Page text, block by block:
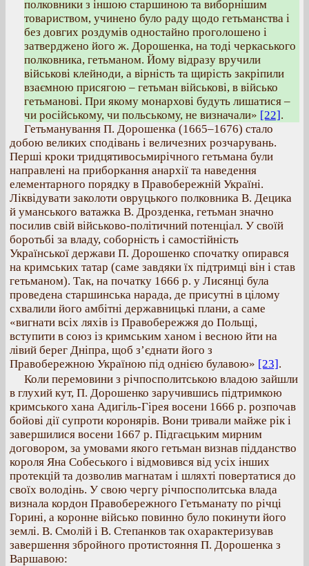
полковники з іншою старшиною та виборнішим
товариством, учинено було раду щодо гетьманства і
без довгих роздумів одностайно проголошено і
затверджено його ж. Дорошенка, на тоді черкаського
полковника, гетьманом. Йому відразу вручили
військові клейноди, а вірність та щирість закріпили
взаємною присягою – гетьман військові, в військо
гетьманові. При якому монархові будуть лишатися –
чи російському, чи польському, не визначали» [22].
Гетьманування П. Дорошенка (1665–1676) стало
добою великих сподівань і величезних розчарувань.
Перші кроки тридцятивосьмирічного гетьмана були
направлені на приборкання анархії та наведення
елементарного порядку в Правобережній Україні.
Ліквідувати заколоти овруцького полковника В. Децика
й уманського ватажка В. Дрозденка, гетьман значно
посилив свій військово-політичний потенціал. У своїй
боротьбі за владу, соборність і самостійність
Української держави П. Дорошенко спочатку опирався
на кримських татар (саме завдяки їх підтримці він і став
гетьманом). Так, на початку 1666 р. у Лисянці була
проведена старшинська нарада, де присутні в цілому
схвалили його амбітні державницькі плани, а саме
«вигнати всіх ляхів із Правобережжя до Польщі,
вступити в союз із кримським ханом і весною йти на
лівий берег Дніпра, щоб з’єднати його з
Правобережною Україною під однією булавою» [23].
Коли перемовини з річпосполитською владою зайшли
в глухий кут, П. Дорошенко заручившись підтримкою
кримського хана Адигіль-Гірея восени 1666 р. розпочав
бойові дії супроти коронярів. Вони тривали майже рік і
завершилися восени 1667 р. Підгаєцьким мирним
договором, за умовами якого гетьман визнав підданство
короля Яна Собеського і відмовився від усіх інших
протекцій та дозволив магнатам і шляхті повертатися до
своїх володінь. У свою чергу річпосполитська влада
визнала кордон Правобережного Гетьманату по річці
Горині, а коронне військо повинно було покинути його
землі. В. Смолій і В. Степанков так охарактеризував
завершення збройного протистояння П. Дорошенка з
Варшавою: